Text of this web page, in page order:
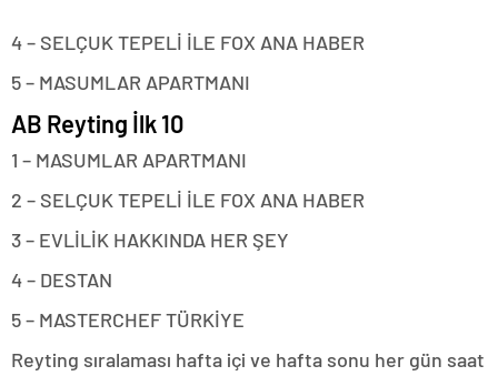
4 – SELÇUK TEPELİ İLE FOX ANA HABER
5 – MASUMLAR APARTMANI
AB Reyting İlk 10
1 – MASUMLAR APARTMANI
2 – SELÇUK TEPELİ İLE FOX ANA HABER
3 – EVLİLİK HAKKINDA HER ŞEY
4 – DESTAN
5 – MASTERCHEF TÜRKİYE
Reyting sıralaması hafta içi ve hafta sonu her gün saat